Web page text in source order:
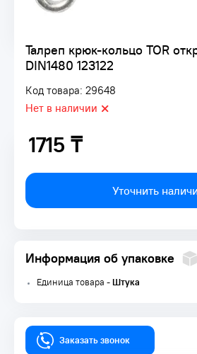
Талреп крюк-кольцо TOR
DIN1480 123122
Код товара: 29648
Нет в наличии
1715 ₸
1715 ₸
Уточнить
Информация об упаковке
Единица товара -Штука
Заказать звонок